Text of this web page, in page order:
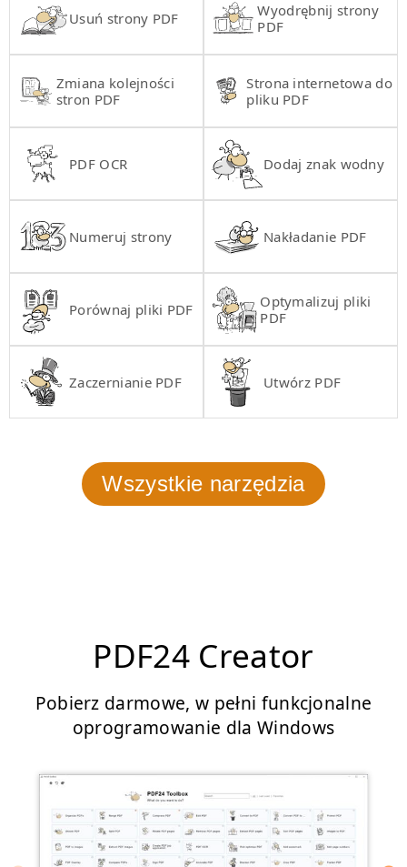
Usuń strony PDF
Wyodrębnij strony
PDF
Zmiana kolejności
stron PDF
Strona internetowa do
pliku PDF
PDF OCR Dodaj znak wodny
Numeruj strony Nakładanie PDF
Porównaj pliki PDF
Optymalizuj pliki
PDF
Zaczernianie PDF Utwórz PDF
Wszystkie narzędzia
PDF24 Creator
Pobierz darmowe, w pełni funkcjonalne
oprogramowanie dla Windows